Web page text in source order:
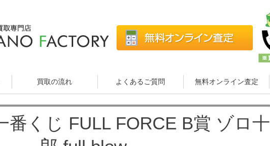
買取の流れ よくあるご質問 無料オンライン査定
番くじ FULL FORCE B賞 ゾロ十